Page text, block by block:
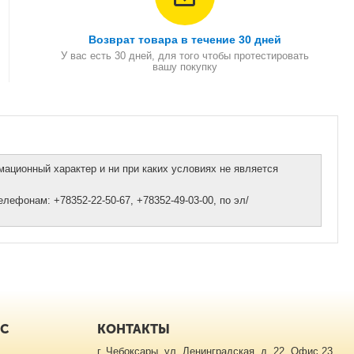
Возврат товара в течение 30 дней
У вас есть 30 дней, для того чтобы протестировать
вашу покупку
характер и ни при каких условиях не является
+78352-22-50-67, +78352-49-03-00, по эл/
КОНТАКТЫ
г. Чебоксары, ул. Ленинградская, д. 22, Офис 23